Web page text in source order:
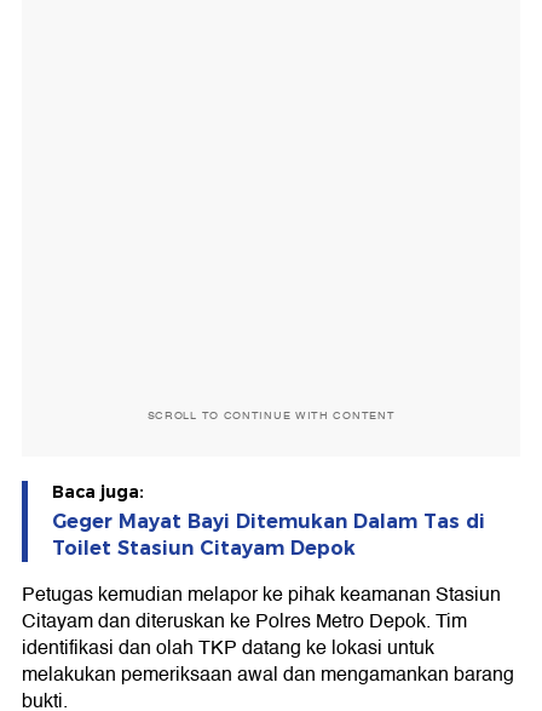
SCROLL TO CONTINUE WITH CONTENT
Baca juga:
Geger Mayat Bayi Ditemukan Dalam Tas di
Toilet Stasiun Citayam Depok
Petugas kemudian melapor ke pihak keamanan Stasiun
Citayam dan diteruskan ke Polres Metro Depok. Tim
identifikasi dan olah TKP datang ke lokasi untuk
melakukan pemeriksaan awal dan mengamankan barang
bukti.